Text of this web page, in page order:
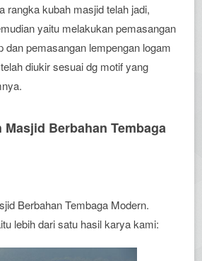
rangka kubah masjid telah jadi,
yaitu melakukan pemasangan
dan pemasangan lempengan logam
diukir sesuai dg motif yang
Masjid Berbahan Tembaga
Berbahan Tembaga Modern.
lebih dari satu hasil karya kami: